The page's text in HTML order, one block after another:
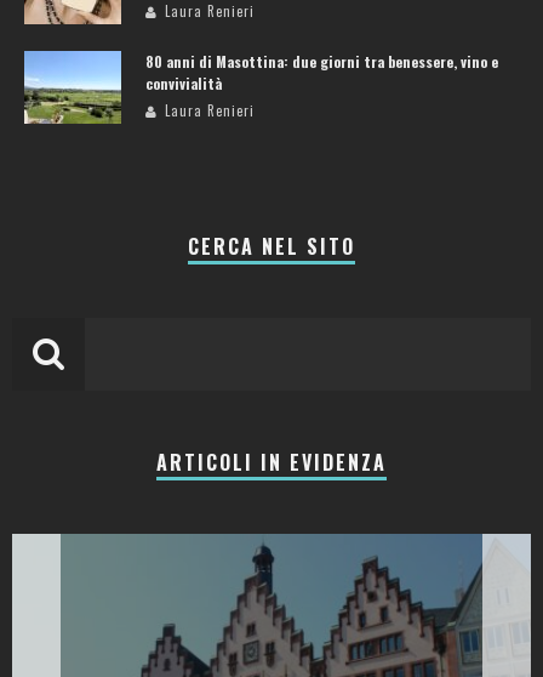
Laura Renieri
80 anni di Masottina: due giorni tra benessere, vino e
convivialità
Laura Renieri
CERCA NEL SITO
ARTICOLI IN EVIDENZA